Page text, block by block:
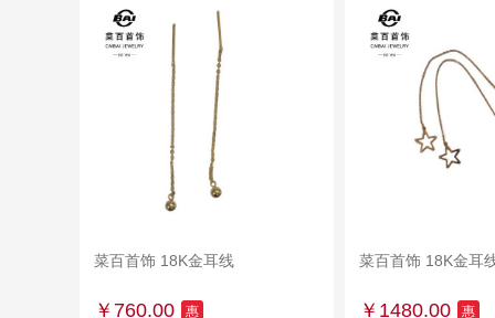
加入购物车
菜百首饰 18K金耳线
￥760.00 惠
加入购
菜百首饰 18K金耳
￥1480.00 惠